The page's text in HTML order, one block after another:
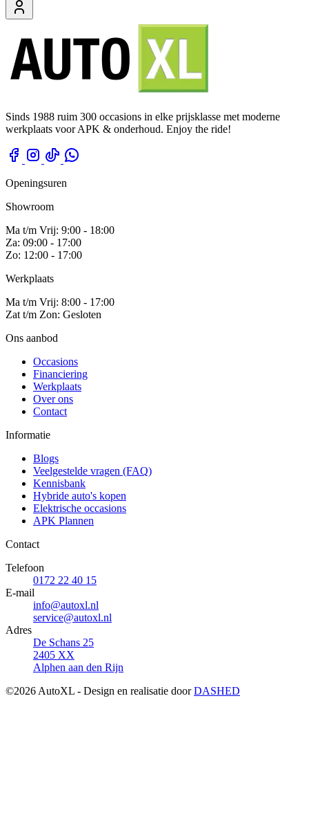
Sinds 1988 ruim 300 occasions in elke prijsklasse met moderne
werkplaats voor APK & onderhoud. Enjoy the ride!
Openingsuren
Showroom
Ma t/m Vrij: 9:00 - 18:00
Za: 09:00 - 17:00
Zo: 12:00 - 17:00
Werkplaats
Ma t/m Vrij: 8:00 - 17:00
Zat t/m Zon: Gesloten
Ons aanbod
Occasions
Financiering
Werkplaats
Over ons
Contact
Informatie
Blogs
Veelgestelde vragen (FAQ)
Kennisbank
Hybride auto's kopen
Elektrische occasions
APK Plannen
Contact
Telefoon
0172 22 40 15
E-mail
info@autoxl.nl
service@autoxl.nl
Adres
De Schans 25
2405 XX
Alphen aan den Rijn
©2026 AutoXL - Design en realisatie doorDASHED